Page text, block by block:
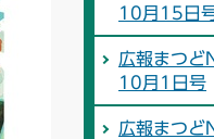
10月15日
広報まつ
10月1日号
広報まつ